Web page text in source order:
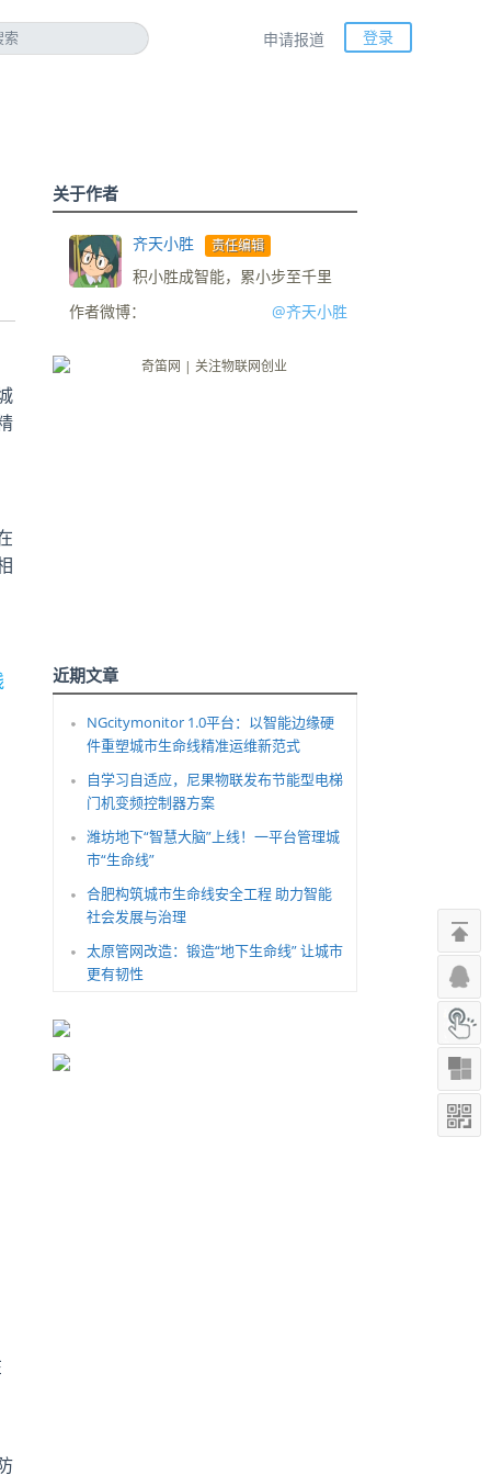
申请报道 登录
关于作者
齐天小胜 责任编辑
积小胜成智能，累小步至千里
作者微博：
@齐天小胜
近期文章
NGcitymonitor 1.0平台：以智能边缘硬
件重塑城市生命线精准运维新范式
自学习自适应，尼果物联发布节能型电梯
门机变频控制器方案
潍坊地下“智慧大脑”上线！一平台管理城
市“生命线”
合肥构筑城市生命线安全工程 助力智能
社会发展与治理
太原管网改造：锻造“地下生命线” 让城市
更有韧性